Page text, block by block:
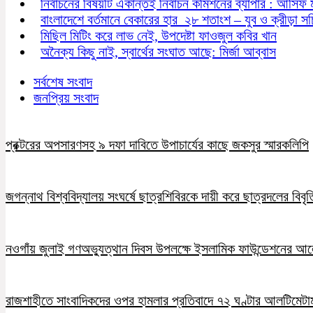
নির্বাচনের বিষয়টি একান্তই নির্বাচন কমিশনের ব্যাপার : আসিফ
বাংলাদেশে বর্তমানে বেকারের হার ২৮ শতাংশ – যুব ও ক্রীড়া
মিছিল মিটিং করে লাভ নেই, উপদেষ্টা ফাওজুল কবির খান
অনৈক্য কিছু নাই, স্বার্থের সংঘাত আছে: মির্জা আব্বাস
সর্বশেষ সংবাদ
জনপ্রিয় সংবাদ
প্রক্টরের অপসারণসহ ৯ দফা দাবিতে উপাচার্যের কাছে জকসুর স্মারকলিপি
জগন্নাথ বিশ্ববিদ্যালয় সংঘর্ষে ছাত্রশিবিরকে দায়ী করে ছাত্রদলের
নওগাঁয় জুলাই গণঅভ্যুত্থান দিবস উপলক্ষে ইসলামিক ফাউন্ডেশনের
রাজশাহীতে সাংবাদিকদের ওপর হামলার প্রতিবাদে ৭২ ঘণ্টার